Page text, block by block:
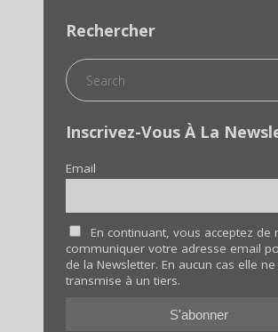
Rechercher
Inscrivez-Vous À La
Email
En continuant, vous acceptez de
communiquer votre adresse email
de la Newsletter. En aucun cas elle
transmise à un tiers.